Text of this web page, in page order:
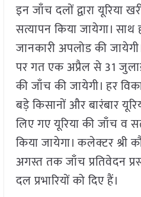
इन जाँच दलों द्वारा यूरिया
सत्यापन किया जायेगा। साथ
जानकारी अपलोड की
पर गत एक अप्रैल से 31
की जाँच की जायेगी। हर
बड़े किसानों और बारंबार
लिए गए यूरिया की जाँच व
किया जायेगा। कलेक्टर श्री
अगस्त तक जाँच प्रतिवेदन
दल प्रभारियों को दिए हैं।